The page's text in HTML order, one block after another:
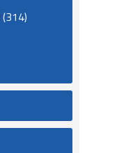
(314)